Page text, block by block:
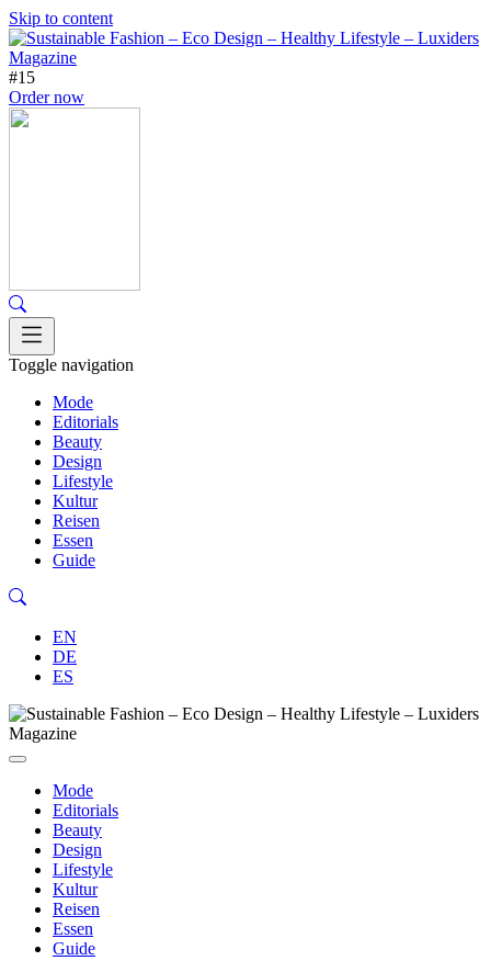
Skip to content
#15
Order now
Toggle navigation
Mode
Editorials
Beauty
Design
Lifestyle
Kultur
Reisen
Essen
Guide
EN
DE
ES
Mode
Editorials
Beauty
Design
Lifestyle
Kultur
Reisen
Essen
Guide